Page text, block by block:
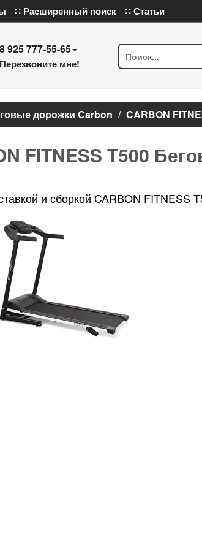
∷ Расширенный поиск ∷ Статьи
8 925 777-55-65
Перезвоните мне!
дорожки Carbon CARBON
FITNESS T500
и сборкой CARBON